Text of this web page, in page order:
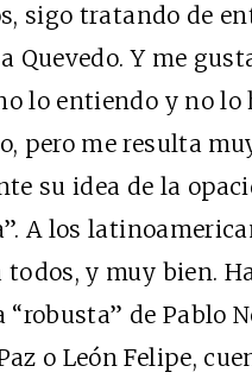
sigo tratando de
Quevedo. Y me
lo entiendo y no lo
pero me resulta
su idea de la
A los
todos, y muy bien.
“robusta” de Pablo
o León Felipe,